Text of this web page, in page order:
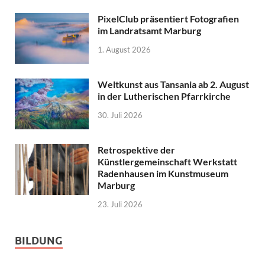
PixelClub präsentiert Fotografien
im Landratsamt Marburg
1. August 2026
Weltkunst aus Tansania ab 2. August
in der Lutherischen Pfarrkirche
30. Juli 2026
Retrospektive der
Künstlergemeinschaft Werkstatt
Radenhausen im Kunstmuseum
Marburg
23. Juli 2026
BILDUNG